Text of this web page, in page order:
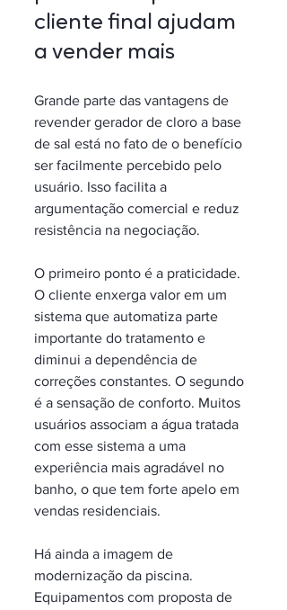
cliente final ajudam
a vender mais
Grande parte das vantagens de
revender gerador de cloro a base
de sal está no fato de o benefício
ser facilmente percebido pelo
usuário. Isso facilita a
argumentação comercial e reduz
resistência na negociação.
O primeiro ponto é a praticidade.
O cliente enxerga valor em um
sistema que automatiza parte
importante do tratamento e
diminui a dependência de
correções constantes. O segundo
é a sensação de conforto. Muitos
usuários associam a água tratada
com esse sistema a uma
experiência mais agradável no
banho, o que tem forte apelo em
vendas residenciais.
Há ainda a imagem de
modernização da piscina.
Equipamentos com proposta de